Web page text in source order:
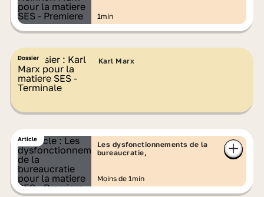
1min
Dossier Karl Marx
Article
Les dysfonctionnements de la
bureaucratie,
Moins de 1min